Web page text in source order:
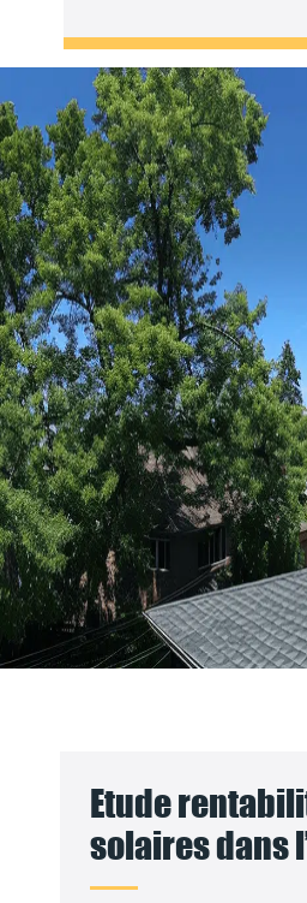
Etude
solaires dans